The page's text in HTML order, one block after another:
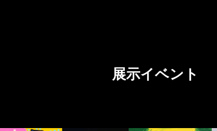
展示イベント